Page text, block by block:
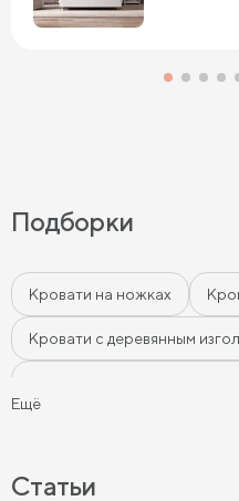
Подборки
Кровати на ножках
Кровати с деревянным
Ещё
Статьи